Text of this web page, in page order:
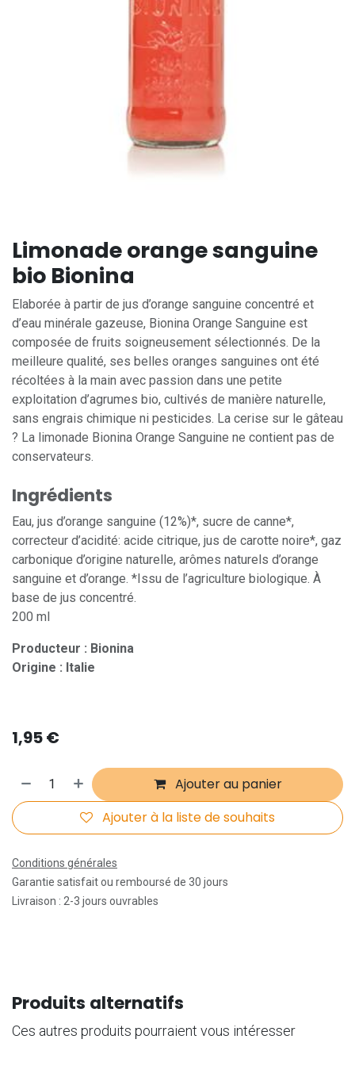
Limonade orange sanguine
bio Bionina
Elaborée à partir de jus d’orange sanguine concentré et
d’eau minérale gazeuse, Bionina Orange Sanguine est
composée de fruits soigneusement sélectionnés. De la
meilleure qualité, ses belles oranges sanguines ont été
récoltées à la main avec passion dans une petite
exploitation d’agrumes bio, cultivés de manière naturelle,
sans engrais chimique ni pesticides. La cerise sur le gâteau
? La limonade Bionina Orange Sanguine ne contient pas de
conservateurs.
Ingrédients
Eau, jus d’orange sanguine (12%)*, sucre de canne*,
correcteur d’acidité: acide citrique, jus de carotte noire*, gaz
carbonique d’origine naturelle, arômes naturels d’orange
sanguine et d’orange. *Issu de l’agriculture biologique. À
base de jus concentré.
200 ml
Producteur : Bionina
Origine : Italie
1,95€
Ajouter au panier
Ajouter à la liste de souhaits
Conditions générales
Garantie satisfait ou remboursé de 30 jours
Livraison : 2-3 jours ouvrables
Produits alternatifs
Ces autres produits pourraient vous intéresser